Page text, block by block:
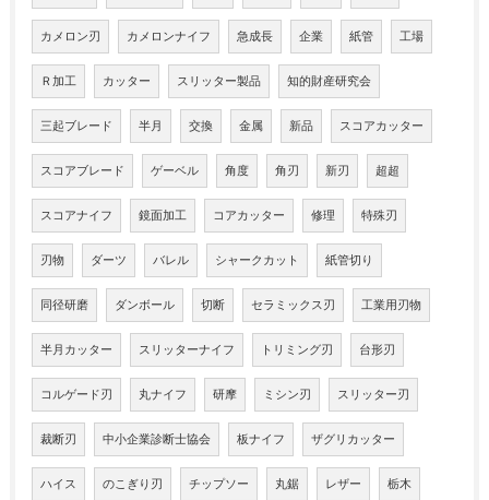
カメロン刃 カメロンナイフ 急成長 企業 紙管 工場
Ｒ加工 カッター スリッター製品 知的財産研究会
三起ブレード 半月 交換 金属 新品 スコアカッター
スコアブレード ゲーベル 角度 角刃 新刃 超超
スコアナイフ 鏡面加工 コアカッター 修理 特殊刃
刃物 ダーツ バレル シャークカット 紙管切り
同径研磨 ダンボール 切断 セラミックス刃 工業用刃物
半月カッター スリッターナイフ トリミング刃 台形刃
コルゲード刃 丸ナイフ 研摩 ミシン刃 スリッター刃
裁断刃 中小企業診断士協会 板ナイフ ザグリカッター
ハイス のこぎり刃 チップソー 丸鋸 レザー 栃木